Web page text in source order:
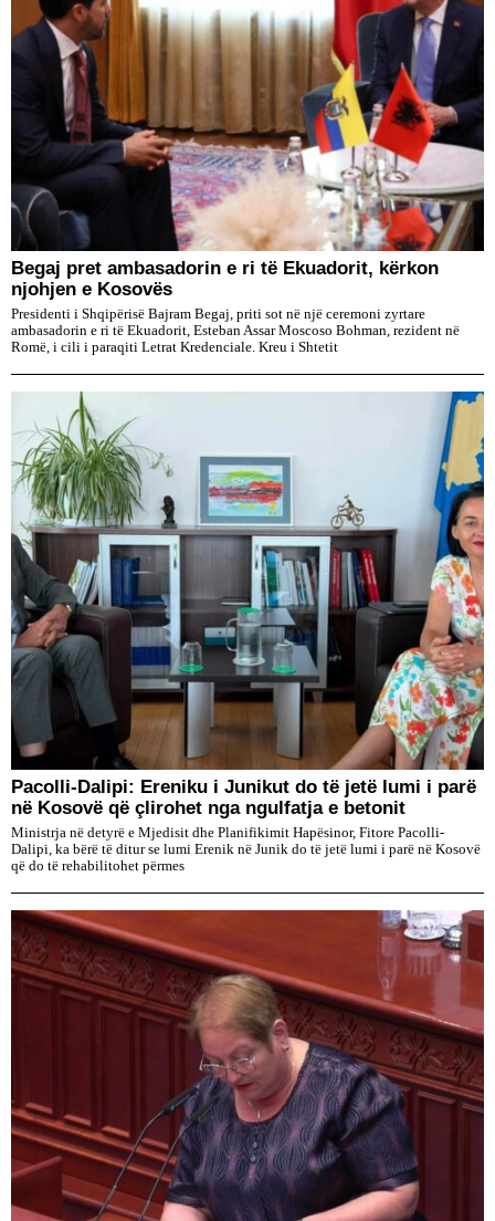
​Begaj pret ambasadorin e ri të Ekuadorit, kërkon
njohjen e Kosovës
Presidenti i Shqipërisë Bajram Begaj, priti sot në një ceremoni zyrtare
ambasadorin e ri të Ekuadorit, Esteban Assar Moscoso Bohman, rezident në
Romë, i cili i paraqiti Letrat Kredenciale. Kreu i Shtetit
Pacolli-Dalipi: Ereniku i Junikut do të jetë lumi i parë
në Kosovë që çlirohet nga ngulfatja e betonit
Ministrja në detyrë e Mjedisit dhe Planifikimit Hapësinor, Fitore Pacolli-
Dalipi, ka bërë të ditur se lumi Erenik në Junik do të jetë lumi i parë në Kosovë
që do të rehabilitohet përmes